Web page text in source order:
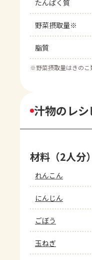
たんぱく質
野菜摂取量※
脂質
※野菜摂取量はきのこ
汁物のレシ
材料（2人分）
れんこん
にんじん
ごぼう
玉ねぎ